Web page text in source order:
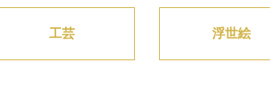
工芸 浮世絵